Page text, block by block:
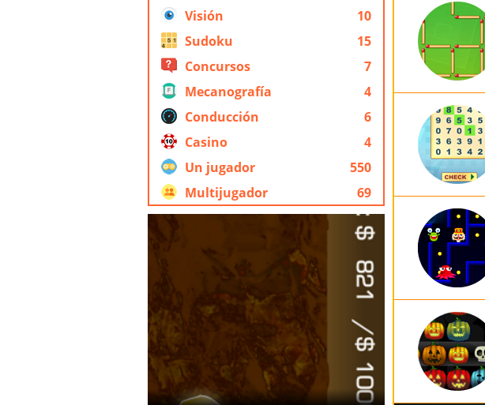
Visión
10
Sudoku
15
Concursos
7
Mecanografía
4
Conducción
6
Casino
4
Un jugador
550
Multijugador
69